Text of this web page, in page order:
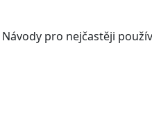
pro nejčastěji